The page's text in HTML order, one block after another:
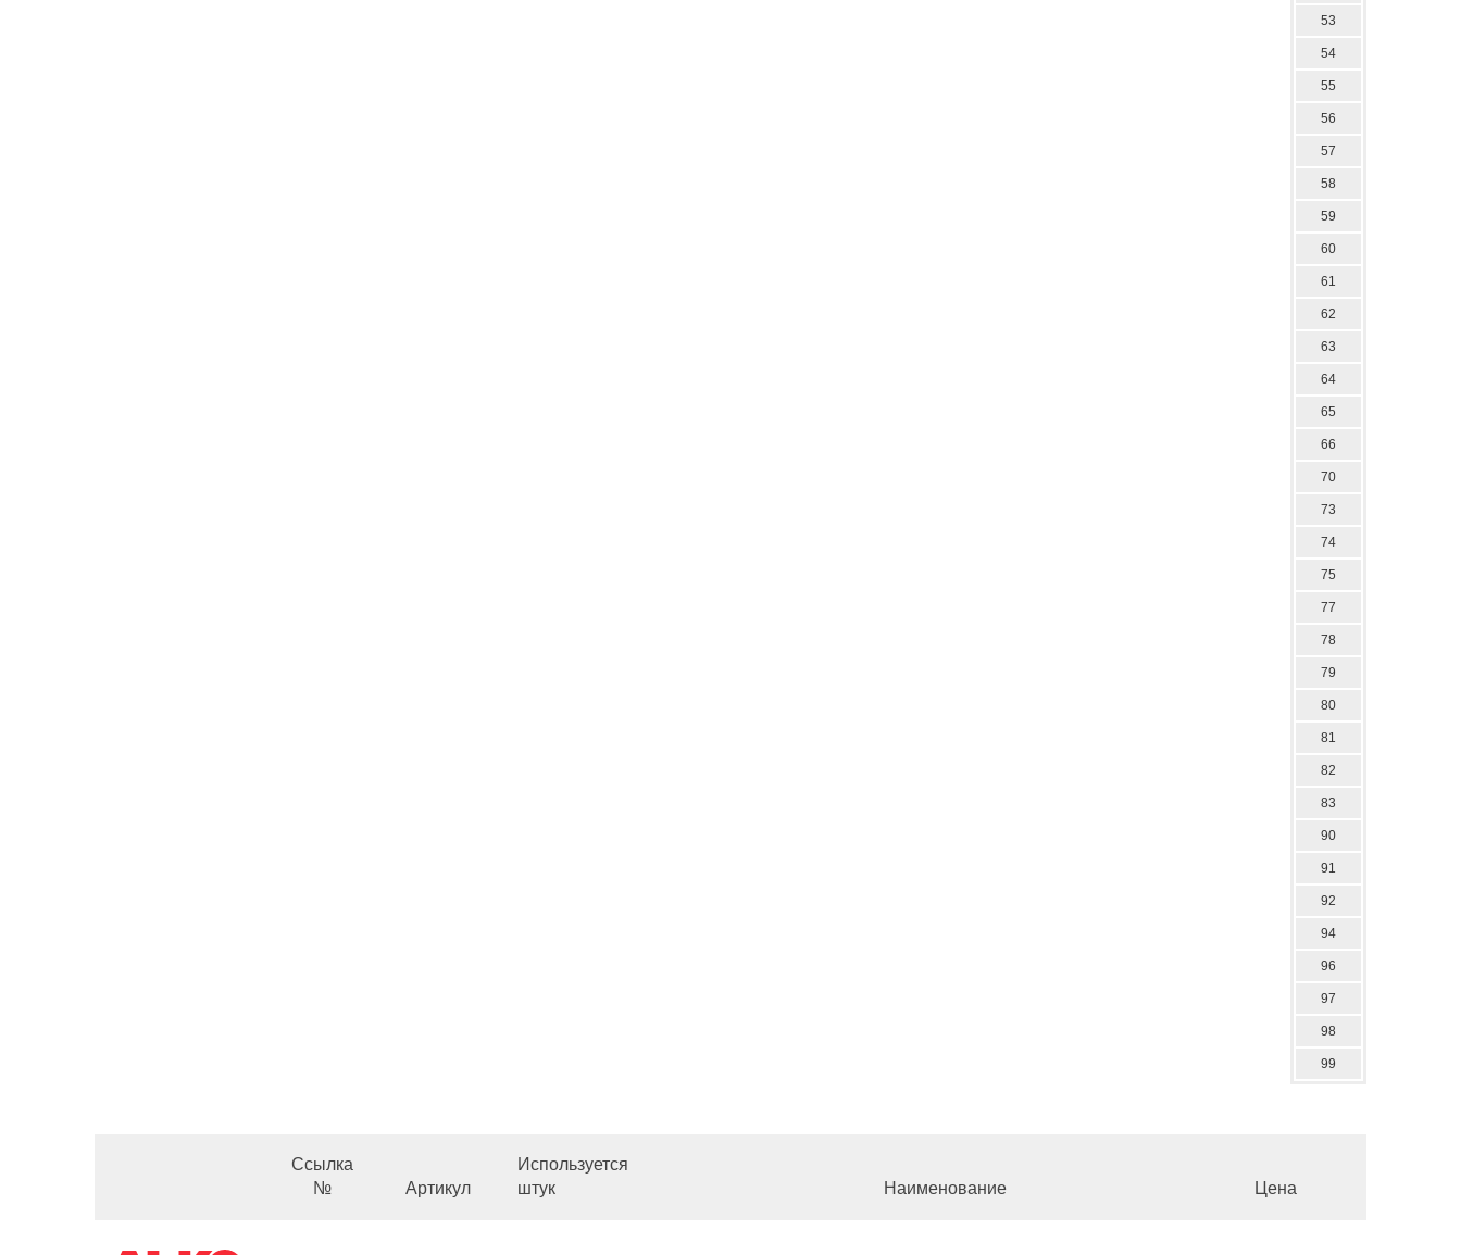
53
54
55
56
57
58
59
60
61
62
63
64
65
66
70
73
74
75
77
78
79
80
81
82
83
90
91
92
94
96
97
98
99
Ссылка
№
Артикул
Используется
штук
Наименование Цена